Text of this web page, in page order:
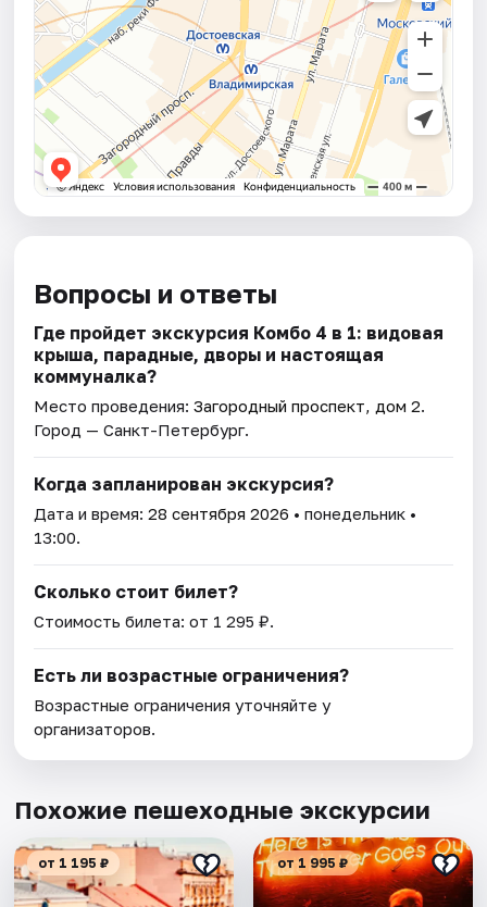
Вопросы и ответы
Где пройдет экскурсия Комбо 4 в 1: видовая
крыша, парадные, дворы и настоящая
коммуналка?
Место проведения:Загородный проспект, дом 2.
Город — Санкт-Петербург.
Когда запланирован экскурсия?
Дата и время:28 сентября 2026 • понедельник •
13:00.
Сколько стоит билет?
Стоимость билета: от 1 295 ₽.
Есть ли возрастные ограничения?
Возрастные ограничения уточняйте у
организаторов.
Похожие пешеходные экскурсии
от 1 195 ₽ от 1 995 ₽